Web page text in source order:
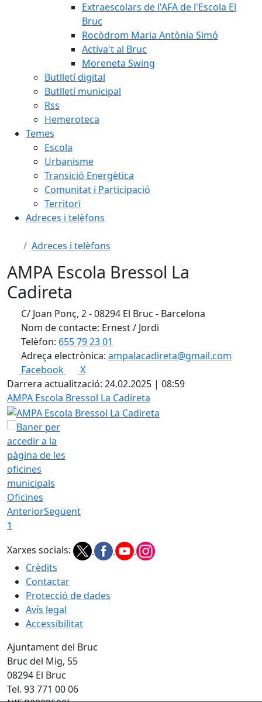
Extraescolars de l'AFA de l'Escola El
Bruc
Rocòdrom Maria Antònia Simó
Activa't al Bruc
Moreneta Swing
Butlletí digital
Butlletí municipal
Rss
Hemeroteca
Temes
Escola
Urbanisme
Transició Energètica
Comunitat i Participació
Territori
Adreces i telèfons
Adreces i telèfons
AMPA Escola Bressol La
Cadireta
C/ Joan Ponç, 2 - 08294 El Bruc - Barcelona
Nom de contacte: Ernest / Jordi
Telèfon: 655 79 23 01
Adreça electrònica: ampalacadireta@gmail.com
Facebook
X
Darrera actualització: 24.02.2025 | 08:59
AMPA Escola Bressol La Cadireta
Oficines
AnteriorSegüent
1
Xarxes socials:
Crèdits
Contactar
Protecció de dades
Avís legal
Accessibilitat
Ajuntament del Bruc
Bruc del Mig, 55
08294 El Bruc
Tel. 93 771 00 06